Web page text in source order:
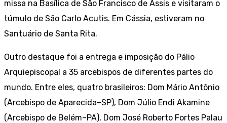
missa na Basílica de São Francisco de Assis e visitaram o
túmulo de São Carlo Acutis. Em Cássia, estiveram no
Santuário de Santa Rita.
Outro destaque foi a entrega e imposição do Pálio
Arquiepiscopal a 35 arcebispos de diferentes partes do
mundo. Entre eles, quatro brasileiros: Dom Mário Antônio
(Arcebispo de Aparecida–SP), Dom Júlio Endi Akamine
(Arcebispo de Belém–PA), Dom José Roberto Fortes Palau